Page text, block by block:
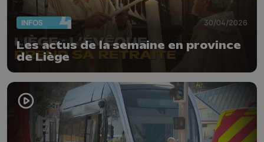
INFOS 30/04/2026
Les actus de la semaine en province
de Liège